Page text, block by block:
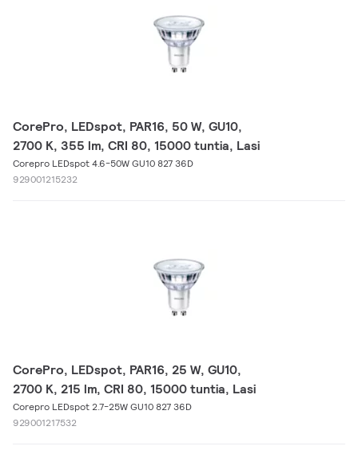
CorePro, LEDspot, PAR16, 50 W, GU10,
2700 K, 355 lm, CRI 80, 15000 tuntia, Lasi
Corepro LEDspot 4.6-50W GU10 827 36D
929001215232
CorePro, LEDspot, PAR16, 25 W, GU10,
2700 K, 215 lm, CRI 80, 15000 tuntia, Lasi
Corepro LEDspot 2.7-25W GU10 827 36D
929001217532